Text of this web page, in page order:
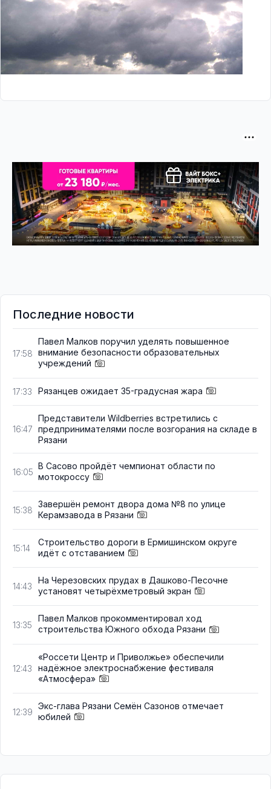
Последние новости
17:58
Павел Малков поручил уделять повышенное
внимание безопасности образовательных
учреждений
17:33 Рязанцев ожидает 35-градусная жара
16:47
Представители Wildberries встретились с
предпринимателями после возгорания на складе в
Рязани
16:05
В Сасово пройдёт чемпионат области по
мотокроссу
15:38
Завершён ремонт двора дома №8 по улице
Керамзавода в Рязани
15:14
Строительство дороги в Ермишинском округе
идёт с отставанием
14:43
На Черезовских прудах в Дашково-Песочне
установят четырёхметровый экран
13:35
Павел Малков прокомментировал ход
строительства Южного обхода Рязани
12:43
«Россети Центр и Приволжье» обеспечили
надёжное электроснабжение фестиваля
«Атмосфера»
12:39
Экс-глава Рязани Семён Сазонов отмечает
юбилей